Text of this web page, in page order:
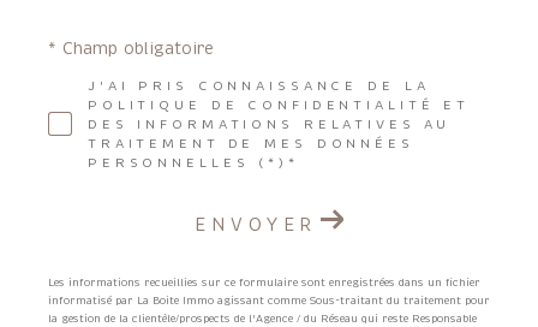
J'AI PRIS CONNAISSANCE DE LA
POLITIQUE DE CONFIDENTIALITÉ ET
DES INFORMATIONS RELATIVES AU
TRAITEMENT DE MES DONNÉES
PERSONNELLES (*)*
* Champ obligatoire
ENVOYER
Les informations recueillies sur ce formulaire sont enregistrées dans un fichier
informatisé par La Boite Immo agissant comme Sous-traitant du traitement pour
la gestion de la clientèle/prospects de l'Agence / du Réseau qui reste Responsable